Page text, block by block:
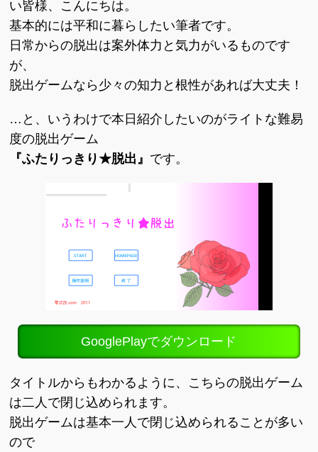
い皆様、こんにちは。
基本的には平和に暮らしたい筆者です。
日常からの脱出は案外体力と気力がいるものです
が、
脱出ゲームなら少々の知力と根性があれば大丈夫！
…と、いうわけで本日紹介したいのがライトな難易
度の脱出ゲーム
『ふたりっきり★脱出』 です。
GooglePlayでダウンロード
タイトルからもわかるように、こちらの脱出ゲーム
は二人で閉じ込められます。
脱出ゲームは基本一人で閉じ込められることが多い
ので